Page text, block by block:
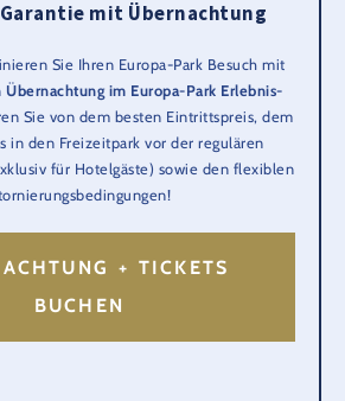
mit Übernachtung
Sie Ihren Europa-Park Besuch mit
im Europa-Park Erlebnis-
Sie von dem besten Eintrittspreis, dem
in den Freizeitpark vor der regulären
für Hotelgäste) sowie den flexiblen
+ TICKETS
BUCHEN